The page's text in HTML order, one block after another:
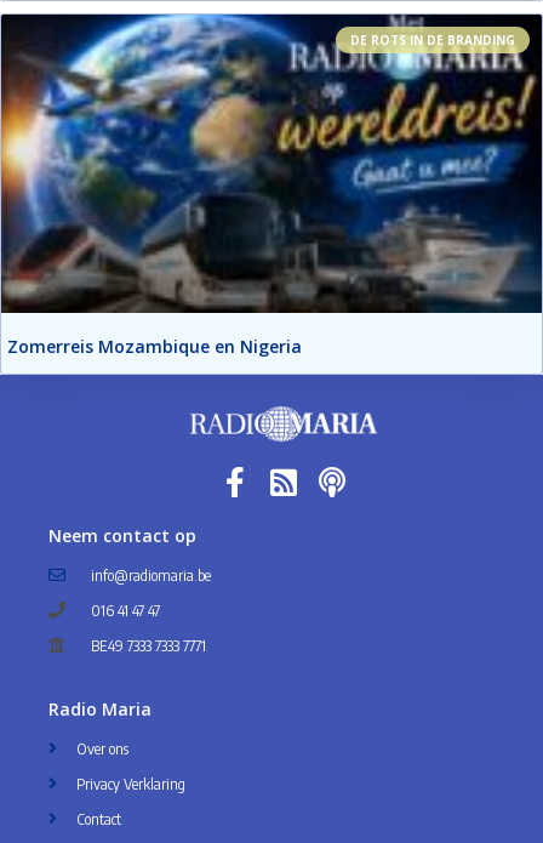
DE ROTS IN DE BRANDING
Zomerreis Mozambique en Nigeria
Neem contact op
info@radiomaria.be
016 41 47 47
BE49 7333 7333 7771
Radio Maria
Over ons
Privacy Verklaring
Contact